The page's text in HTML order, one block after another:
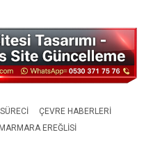
ÇEVRE HABERLERI
MARMARA EREĞLISI